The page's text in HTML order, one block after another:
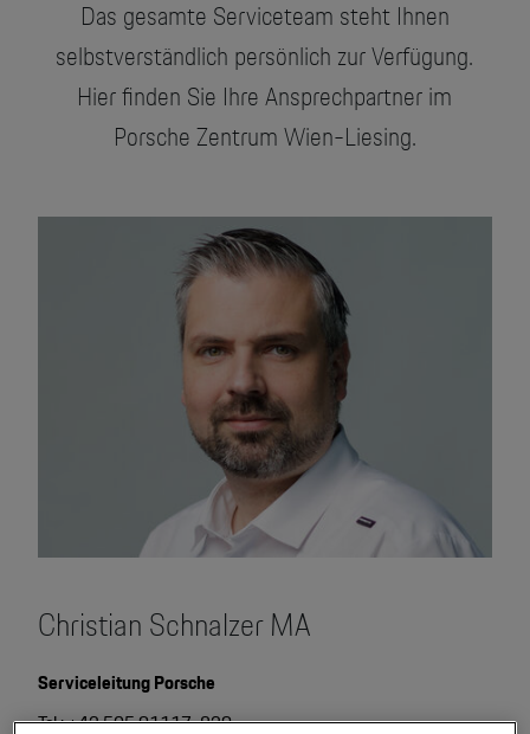
Motorsport & Events
Service & Zubehör
Newsletter abonnieren
YouTube Channel
Porsche Gebrauchtwagen
Konfigurator
Das gesamte Serviceteam steht Ihnen
selbstverständlich persönlich zur Verfügung.
Hier finden Sie Ihre Ansprechpartner im
Porsche Zentrum Wien-Liesing.
Christian Schnalzer MA
Serviceleitung Porsche
Tel.: +43 505 91117-839